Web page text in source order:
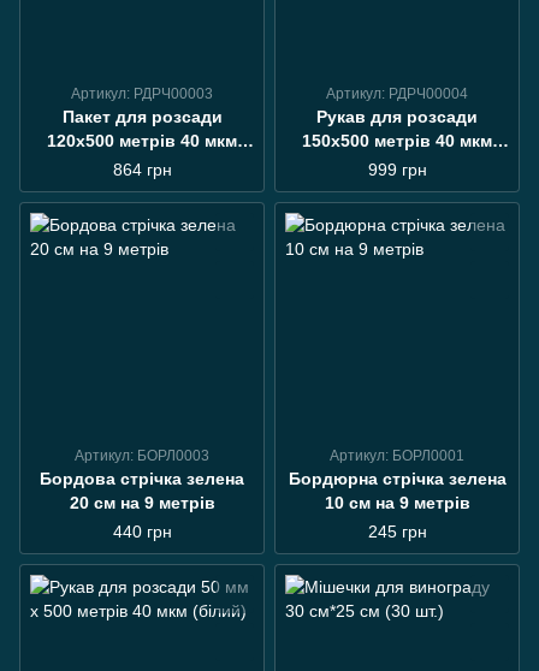
Артикул: РДРЧ00003
Пакет для розсади
120х500 метрів 40 мкм
(чорний) рукав для
розсади
864 грн
Артикул: РДРЧ00004
Рукав для розсади
150х500 метрів 40 мкм
(чорний)
999 грн
Артикул: БОРЛ0003
Бордова стрічка зелена
20 см на 9 метрів
440 грн
Артикул: БОРЛ0001
Бордюрна стрічка зелена
10 см на 9 метрів
245 грн